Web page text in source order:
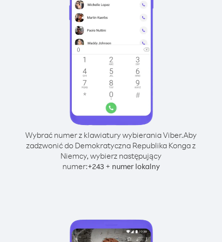
Wybrać numer z klawiatury wybierania Viber.Aby
zadzwonić do Demokratyczna Republika Konga z
Niemcy, wybierz następujący
numer:+243+ numer lokalny